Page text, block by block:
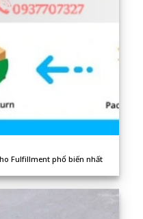
Fulfillment phổ biến nhất